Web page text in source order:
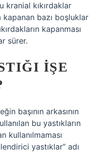
kranial kıkırdaklar
kapanan bazı boşluklar
kapanması
sürer.
IŞE
başının arkasının
bu yastıkların
kullanılmaması
yastıklar” adı